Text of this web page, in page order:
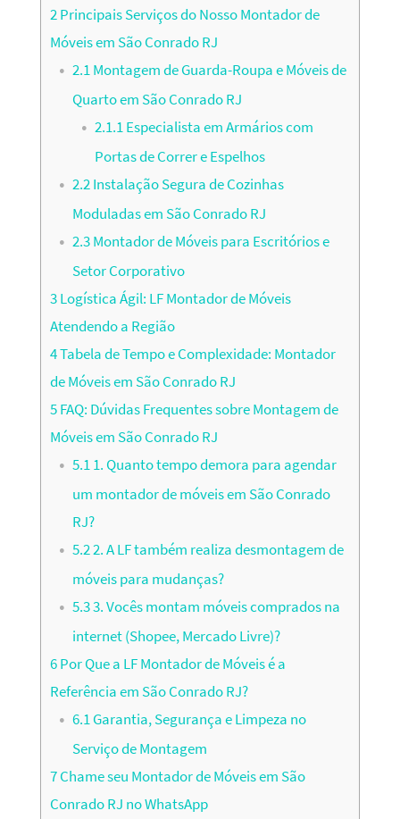
2Principais Serviços do Nosso Montador de
Móveis em São Conrado RJ
2.1Montagem de Guarda-Roupa e Móveis de
Quarto em São Conrado RJ
2.1.1Especialista em Armários com
Portas de Correr e Espelhos
2.2Instalação Segura de Cozinhas
Moduladas em São Conrado RJ
2.3Montador de Móveis para Escritórios e
Setor Corporativo
3Logística Ágil: LF Montador de Móveis
Atendendo a Região
4Tabela de Tempo e Complexidade: Montador
de Móveis em São Conrado RJ
5FAQ: Dúvidas Frequentes sobre Montagem de
Móveis em São Conrado RJ
5.11. Quanto tempo demora para agendar
um montador de móveis em São Conrado
RJ?
5.22. A LF também realiza desmontagem de
móveis para mudanças?
5.33. Vocês montam móveis comprados na
internet (Shopee, Mercado Livre)?
6Por Que a LF Montador de Móveis é a
Referência em São Conrado RJ?
6.1Garantia, Segurança e Limpeza no
Serviço de Montagem
7Chame seu Montador de Móveis em São
Conrado RJ no WhatsApp